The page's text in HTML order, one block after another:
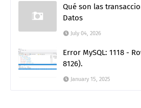
Qué son las
Datos
July 04, 2026
Error MySQL: 1118 -
8126).
January 15, 2025